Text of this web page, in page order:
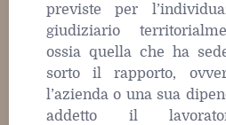
previste per
giudiziario
ossia quella che ha
sorto il rapporto,
l’azienda o una sua
addetto il